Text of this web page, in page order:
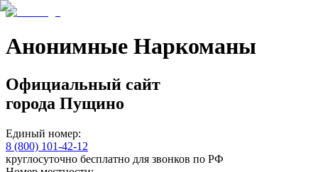
Анонимные Наркоманы
Официальный сайт
города Пущино
Единый номер:
8 (800) 101-42-12
круглосуточно бесплатно для звонков по РФ